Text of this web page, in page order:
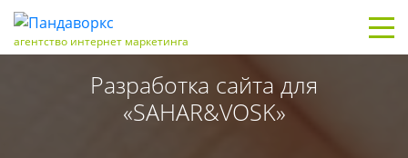
агентство интернет маркетинга
Разработка сайта для
«SAHAR&VOSK»